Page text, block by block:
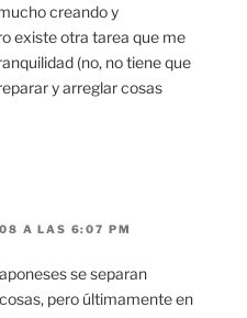
creando y
existe otra tarea que me
(no, no tiene que
y arreglar cosas
A LAS 6:07 PM
se separan
pero últimamente en